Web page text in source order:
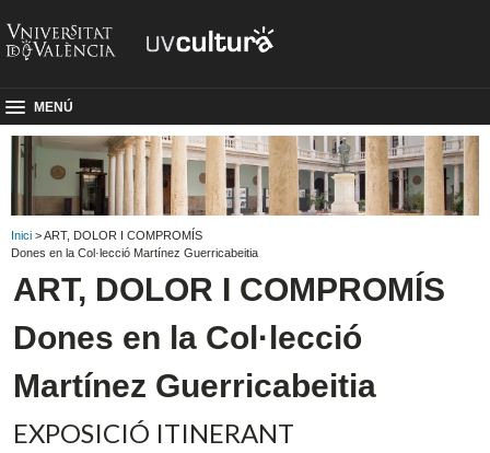
MENÚ
Inici > ART, DOLOR I COMPROMÍS
Dones en la Col·lecció Martínez Guerricabeitia
ART, DOLOR I COMPROMÍS
Dones en la Col·lecció
Martínez Guerricabeitia
EXPOSICIÓ ITINERANT